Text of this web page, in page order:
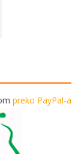
preko PayPal-a